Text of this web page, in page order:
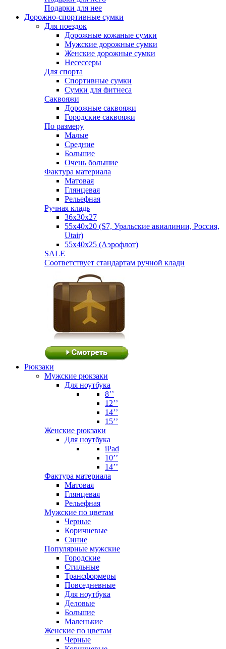
Подарки для нее
Дорожно-спортивные сумки
Для поездок
Дорожные кожаные сумки
Мужские дорожные сумки
Женские дорожные сумки
Несессеры
Для спорта
Спортивные сумки
Сумки для фитнеса
Саквояжи
Дорожные саквояжи
Городские саквояжи
По размеру
Малые
Средние
Большие
Очень большие
Фактура материала
Матовая
Глянцевая
Рельефная
Ручная кладь
36х30x27
55х40х20 (S7, Уральские авиалинии, Россия,
Utair)
55х40х25 (Аэрофлот)
SALE
Соответствует стандартам ручной клади
Рюкзаки
Мужские рюкзаки
Для ноутбука
8’’
12’’
14’’
15’’
Женские рюкзаки
Для ноутбука
iPad
10’’
14’’
Фактура материала
Матовая
Глянцевая
Рельефная
Мужские по цветам
Черные
Коричневые
Синие
Популярные мужские
Городские
Стильные
Трансформеры
Повседневные
Для ноутбука
Деловые
Большие
Маленькие
Женские по цветам
Черные